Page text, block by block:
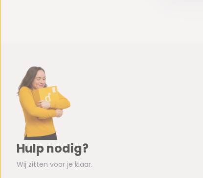
Hulp nodig?
Wij zitten voor je klaar.